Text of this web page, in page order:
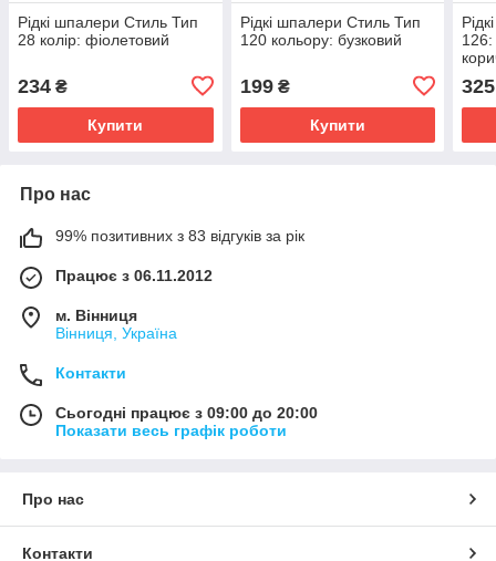
Рідкі шпалери Стиль Тип
28 колір: фіолетовий
234 ₴
Купити
Рідкі шпалери Стиль Тип
120 кольору: бузковий
199₴
Купити
126:
325
Про нас
99% позитивних з 83 відгуків за рік
Працює з 06.11.2012
м. Вінниця
Вінниця, Україна
Контакти
Сьогодні працює з 09:00 до 20:00
Показати весь графік роботи
Про нас
Контакти